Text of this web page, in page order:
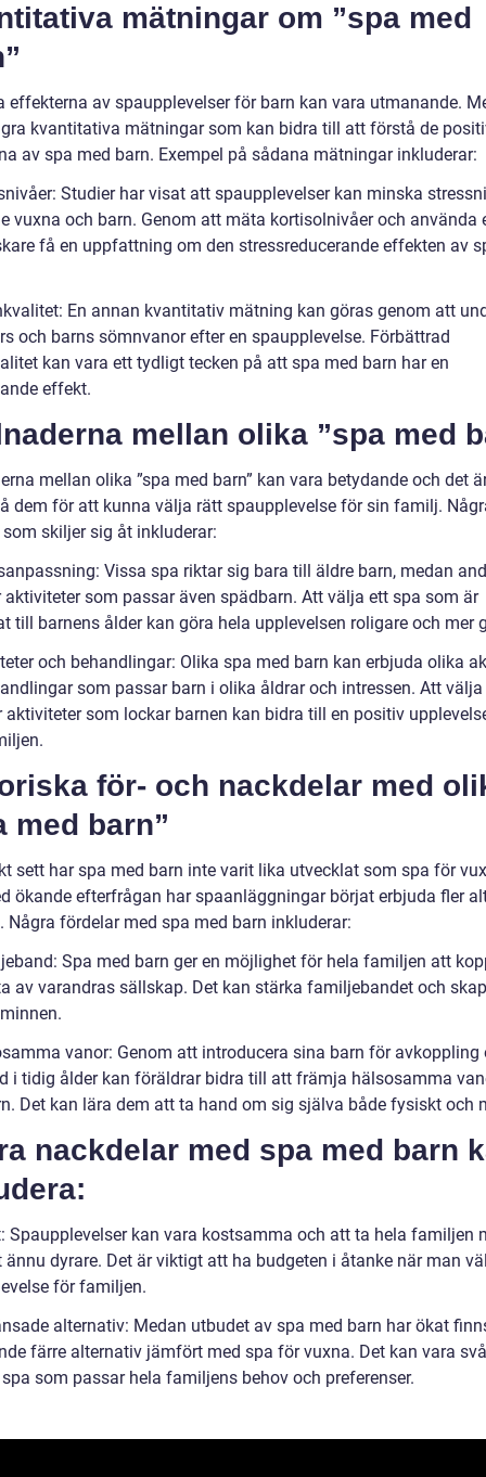
mätningar om ”spa med
effekterna av spaupplevelser för barn kan vara utmanande.
kvantitativa mätningar som kan bidra till att förstå de
av spa med barn. Exempel på sådana mätningar inkluderar:
Studier har visat att spaupplevelser kan minska
vuxna och barn. Genom att mäta kortisolnivåer och använda
få en uppfattning om den stressreducerande effekten av
En annan kvantitativ mätning kan göras genom att
och barns sömnvanor efter en spaupplevelse. Förbättrad
kan vara ett tydligt tecken på att spa med barn har en
effekt.
mellan olika ”spa med
mellan olika ”spa med barn” kan vara betydande och det
dem för att kunna välja rätt spaupplevelse för sin familj.
skiljer sig åt inkluderar:
Vissa spa riktar sig bara till äldre barn, medan
aktiviteter som passar även spädbarn. Att välja ett spa som är
till barnens ålder kan göra hela upplevelsen roligare och mer
och behandlingar: Olika spa med barn kan erbjuda olika
som passar barn i olika åldrar och intressen. Att
aktiviteter som lockar barnen kan bidra till en positiv
för- och nackdelar med
med barn”
sett har spa med barn inte varit lika utvecklat som spa för
ökande efterfrågan har spaanläggningar börjat erbjuda fler
Några fördelar med spa med barn inkluderar:
Spa med barn ger en möjlighet för hela familjen att
av varandras sällskap. Det kan stärka familjebandet och
vanor: Genom att introducera sina barn för avkoppling
i tidig ålder kan föräldrar bidra till att främja hälsosamma
Det kan lära dem att ta hand om sig själva både fysiskt och
nackdelar med spa med barn
Spaupplevelser kan vara kostsamma och att ta hela familjen
ännu dyrare. Det är viktigt att ha budgeten i åtanke när man
för familjen.
alternativ: Medan utbudet av spa med barn har ökat
färre alternativ jämfört med spa för vuxna. Det kan vara
som passar hela familjens behov och preferenser.